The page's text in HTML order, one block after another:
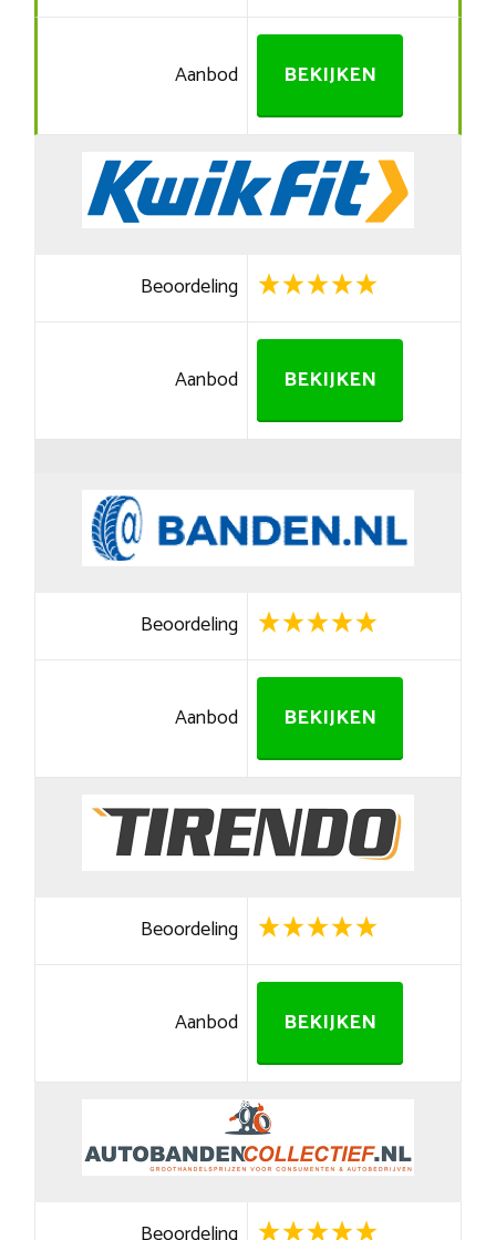
Aanbod BEKIJKEN
Beoordeling
Aanbod BEKIJKEN
Beoordeling
Aanbod BEKIJKEN
Beoordeling
Aanbod BEKIJKEN